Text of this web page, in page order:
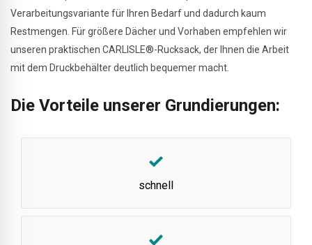
Verarbeitungsvariante für Ihren Bedarf und dadurch kaum
Restmengen. Für größere Dächer und Vorhaben empfehlen wir
unseren praktischen CARLISLE®-Rucksack, der Ihnen die Arbeit
mit dem Druckbehälter deutlich bequemer macht.
Die Vorteile unserer Grundierungen:
schnell